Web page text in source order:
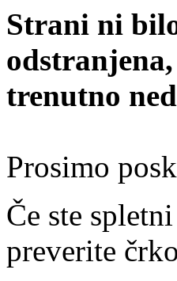
Strani ni
trenutno
Prosimo
Če ste
preverite